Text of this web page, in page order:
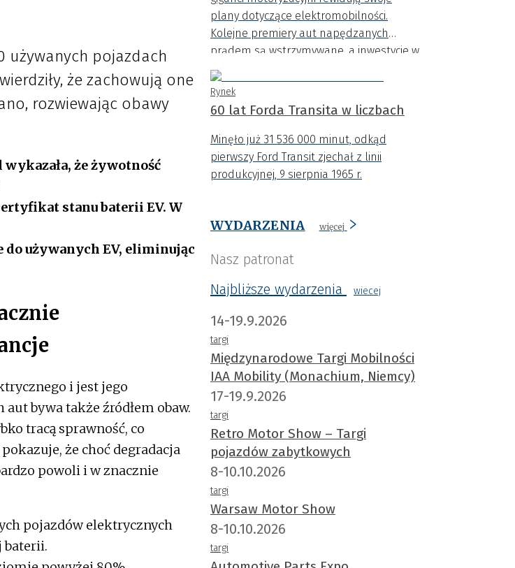
używanych pojazdach
że zachowują one
rozwiewając obawy
że żywotność
stanu baterii EV. W
używanych EV, eliminując
i jest jego
bywa także źródłem obaw.
tracą sprawność, co
że choć degradacja
powoli i w znacznie
pojazdów elektrycznych
baterii.
plany dotyczące elektromobilności.
Kolejne premiery aut napędzanych
prądem są wstrzymywane, a inwestycje w
nowe platformy ograniczane. Coraz
wyraźniej widać, że dynamiczny rozwój
samochodów EV napotyka na poważne
bariery.
Rynek
60 lat Forda Transita w liczbach
Minęło już 31 536 000 minut, odkąd
pierwszy Ford Transit zjechał z linii
produkcyjnej, 9 sierpnia 1965 r.
WYDARZENIA więcej
Nasz patronat
Najbliższe wydarzenia
wiecej
14-19.9.2026
targi
Międzynarodowe Targi Mobilności
IAA Mobility (Monachium, Niemcy)
17-19.9.2026
targi
Retro Motor Show – Targi
pojazdów zabytkowych
8-10.10.2026
targi
Warsaw Motor Show
8-10.10.2026
targi